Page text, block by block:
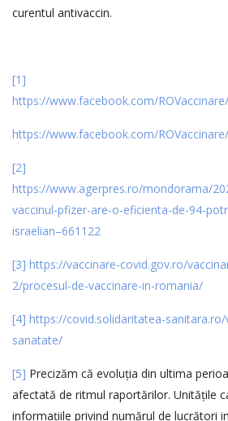
curentul antivaccin.
[1]
https://www.facebook.com/
https://www.facebook.com/
[2]
https://www.agerpres.ro/mondorama/
vaccinul-pfizer-are-o-eficienta-de-94-
israelian–661122
[3] https://vaccinare-covid.gov.ro/
2/procesul-de-vaccinare-in-romania/
[4] https://covid.solidaritatea-
sanatate/
[5] Precizăm că evoluția din ultima
afectată de ritmul raportărilor. Unitățile
informațiile privind numărul de lucrători